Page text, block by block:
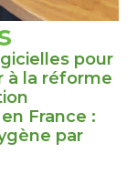
pour
à la réforme
France :
par